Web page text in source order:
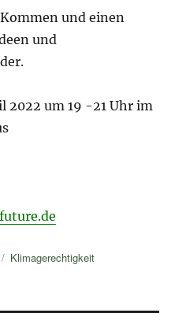
und einen
und
2022 um 19 -21 Uhr im
Kategorien
Klimagerechtigkeit